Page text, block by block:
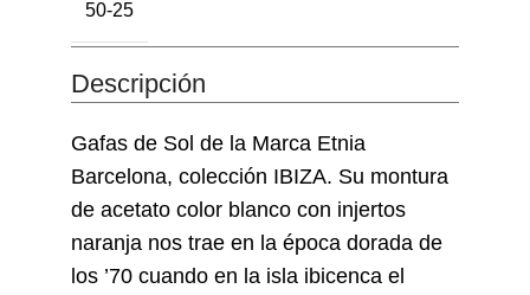
50-25
Descripción
Gafas de Sol de la Marca Etnia
Barcelona, colección IBIZA. Su montura
de acetato color blanco con injertos
naranja nos trae en la época dorada de
los ’70 cuando en la isla ibicenca el